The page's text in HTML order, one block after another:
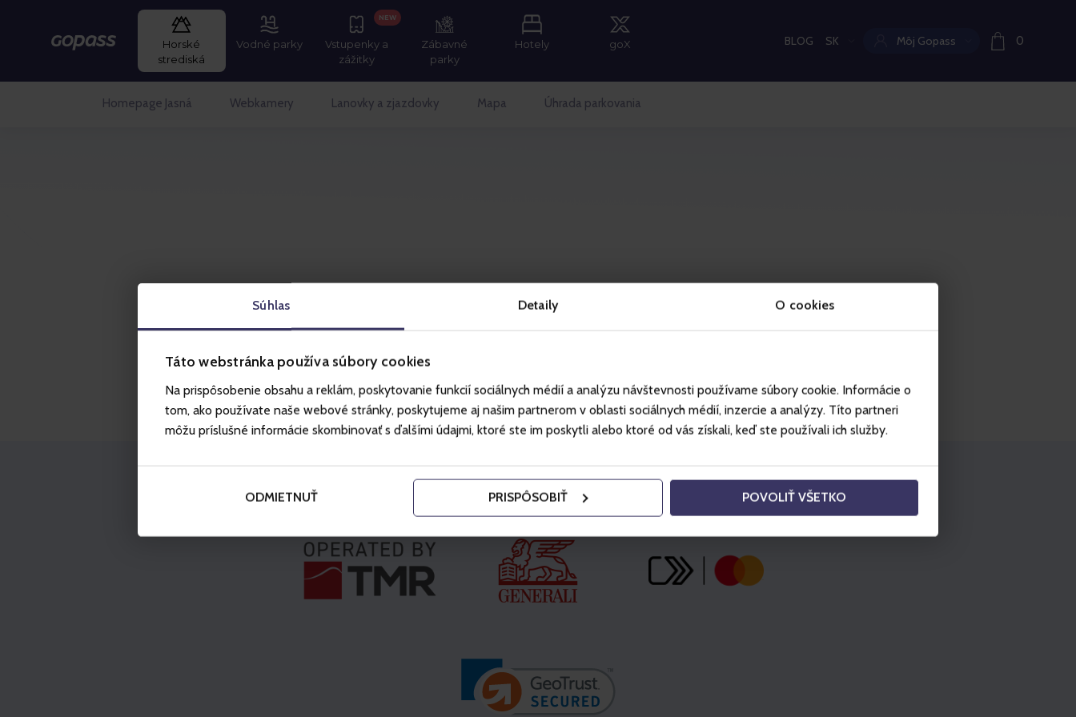
Súhlas Detaily O cookies
Táto webstránka používa súbory cookies
Na prispôsobenie obsahu a reklám, poskytovanie funkcií sociálnych médií a analýzu návštevnosti používame súbory cookie. Informácie o
tom, ako používate naše webové stránky, poskytujeme aj našim partnerom v oblasti sociálnych médií, inzercie a analýzy. Títo partneri
môžu príslušné informácie skombinovať s ďalšími údajmi, ktoré ste im poskytli alebo ktoré od vás získali, keď ste používali ich služby.
ODMIETNUŤ PRISPÔSOBIŤ POVOLIŤ VŠETKO
Gopass
Horské
strediská
Vodné parky
Vstupenky a
zážitky
NEW
Zábavné
parky
Hotely goX BLOG Aktuální jazyk:
SK Môj Gopass 0
Homepage Jasná Webkamery Lanovky a zjazdovky Mapa Úhrada parkovania
Partneri